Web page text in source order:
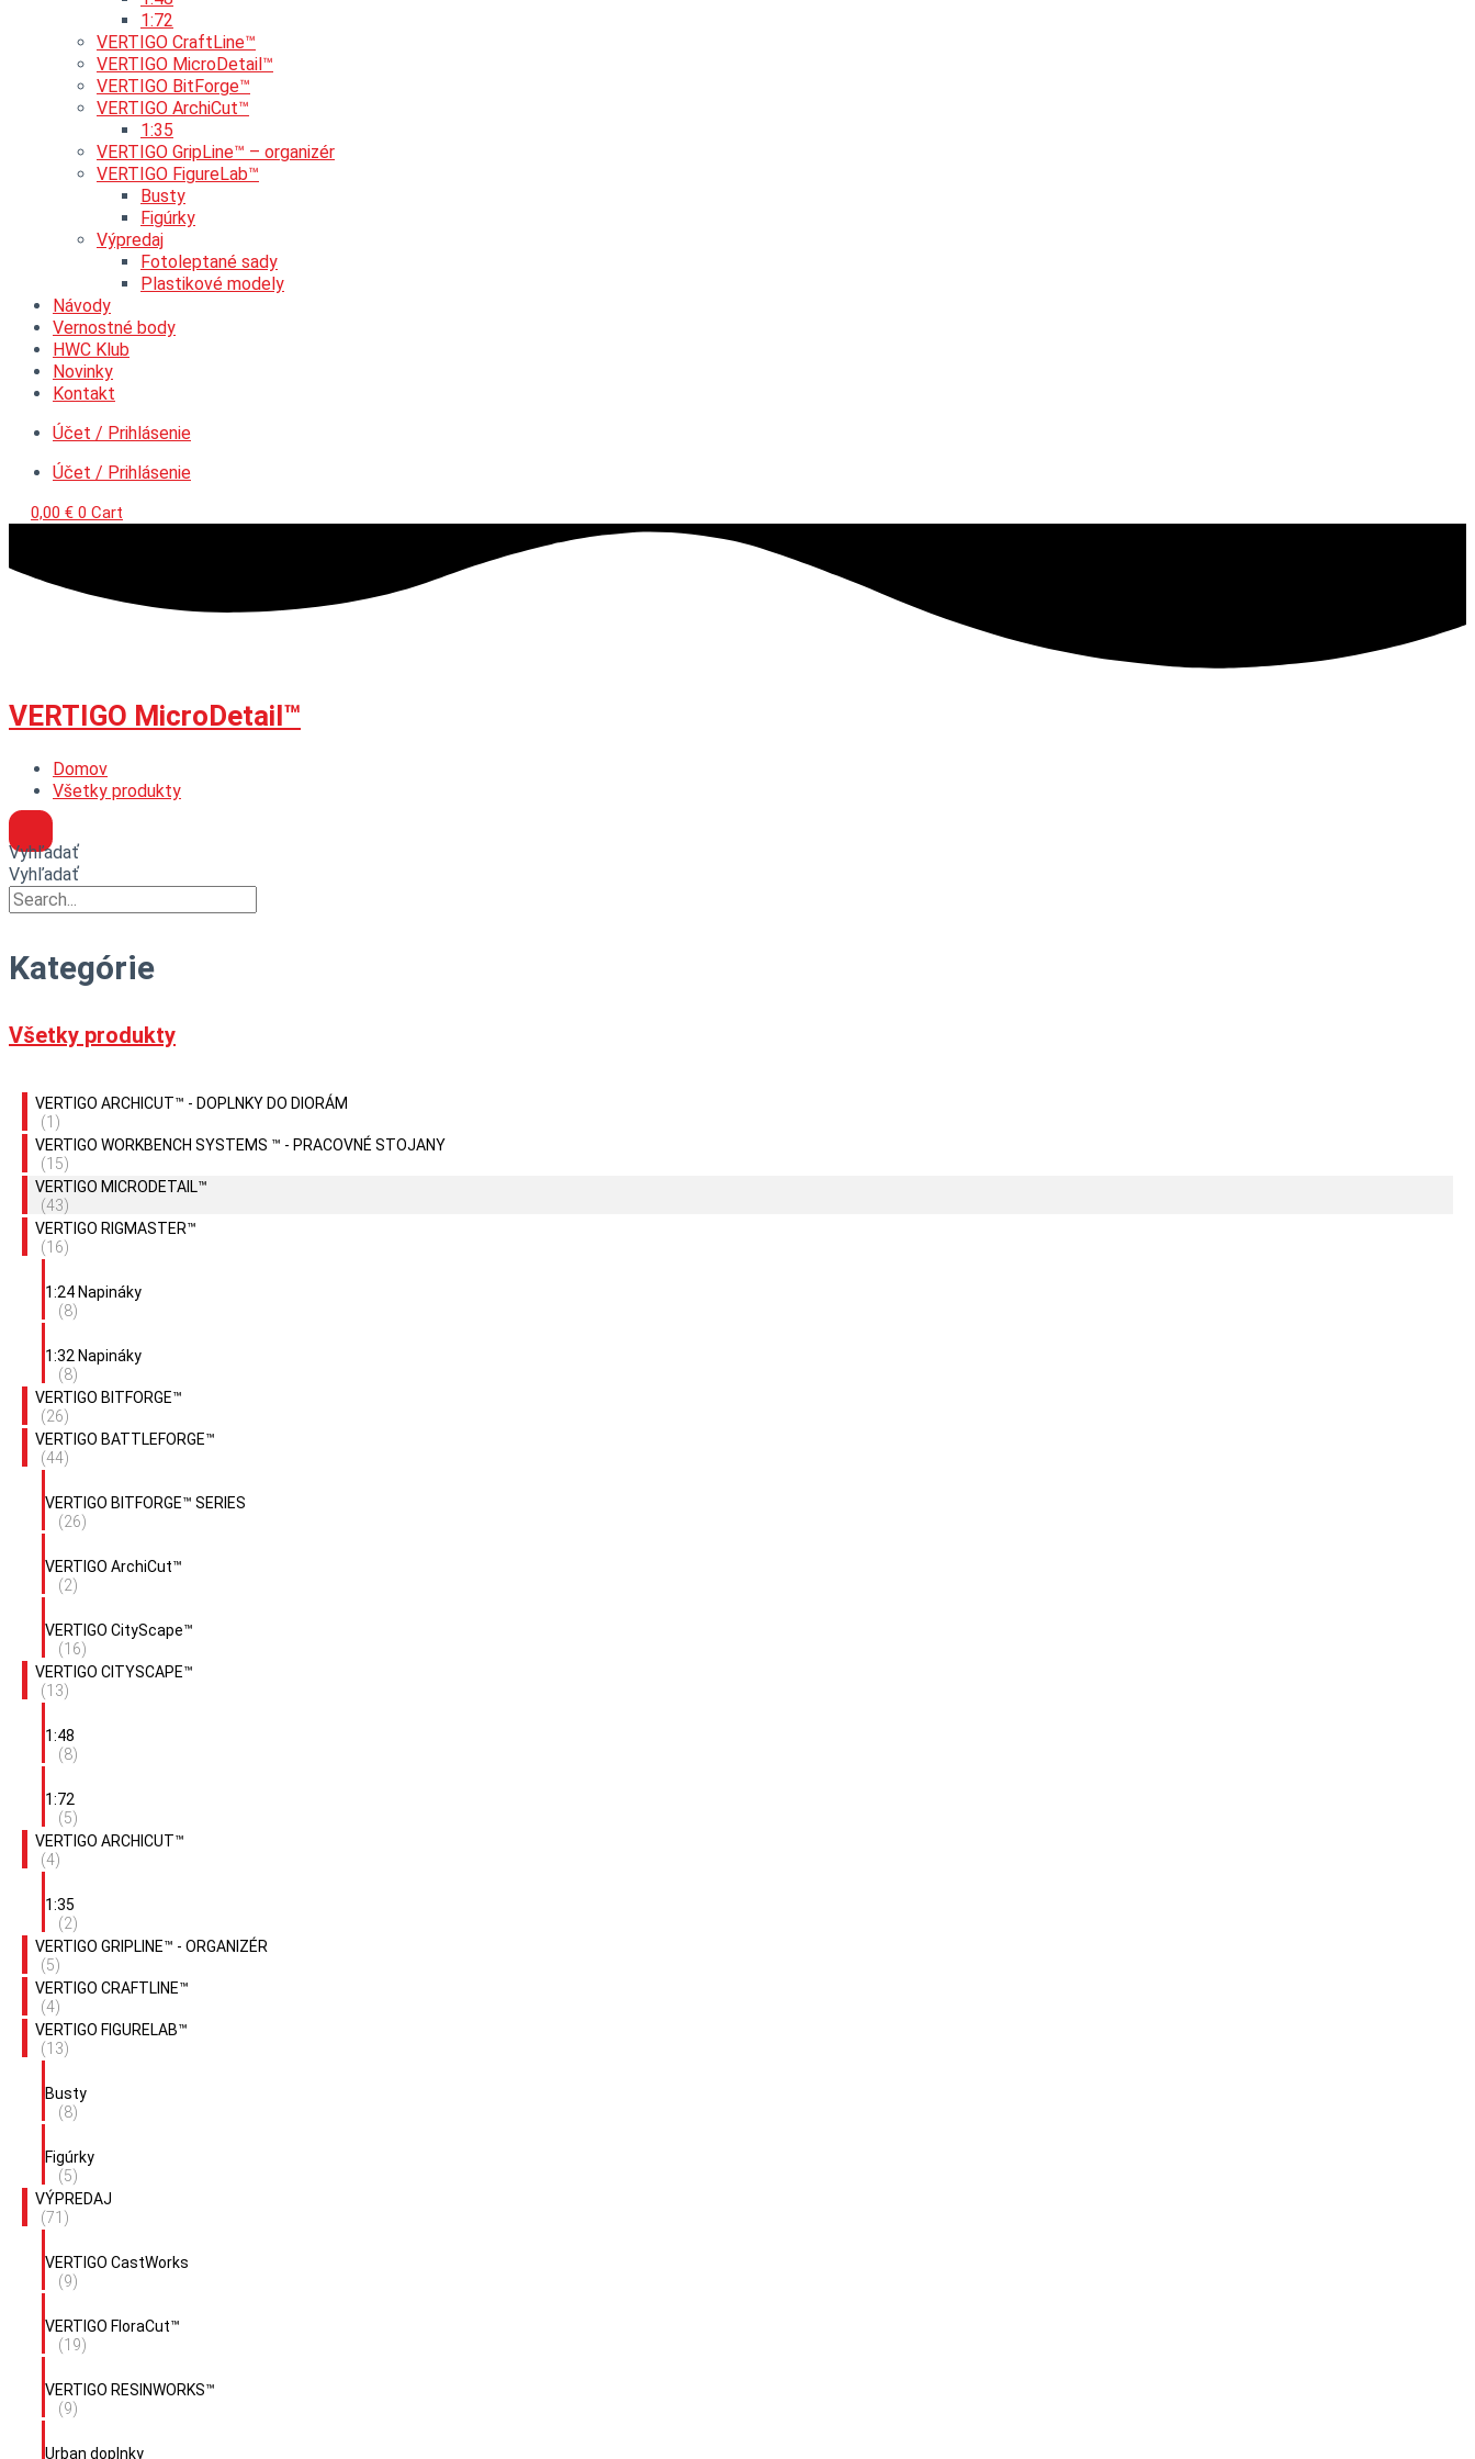
1:48
1:72
VERTIGO CraftLine™
VERTIGO MicroDetail™
VERTIGO BitForge™
VERTIGO ArchiCut™
1:35
VERTIGO GripLine™ – organizér
VERTIGO FigureLab™
Busty
Figúrky
Výpredaj
Fotoleptané sady
Návody
Vernostné body
HWC Klub
Novinky
Účet / Prihlásenie
Účet / Prihlásenie
VERTIGO MicroDetail™
Domov
Vyhľadať
Kategórie
Všetky produkty
VERTIGO ARCHICUT™ - DOPLNKY DO DIORÁM
VERTIGO WORKBENCH SYSTEMS ™ - PRACOVNÉ STOJANY
(15)
VERTIGO MICRODETAIL™
(43)
VERTIGO RIGMASTER™
(16)
1:24 Napináky
1:32 Napináky
VERTIGO BITFORGE™
(26)
VERTIGO BATTLEFORGE™
(44)
VERTIGO BITFORGE™ SERIES
(26)
VERTIGO ArchiCut™
(2)
VERTIGO CityScape™
(16)
(13)